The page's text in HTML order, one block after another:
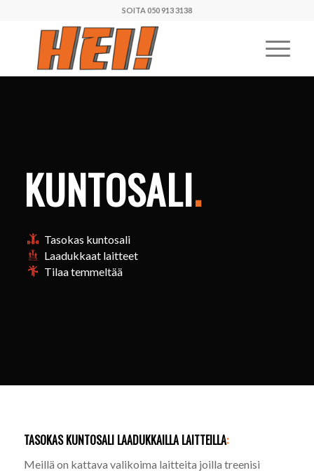
SOITA 050 913 3138
KUNTOSALI.
Tasokas kuntosali
Laadukkaat laitteet
Tilaa temmeltää
TASOKAS KUNTOSALI LAADUKKAILLA LAITTEILLA:
Meillä on kattava valikoima laitteita joilla treenisi